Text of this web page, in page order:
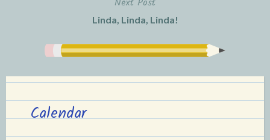
Linda, Linda, Linda!
Calendar